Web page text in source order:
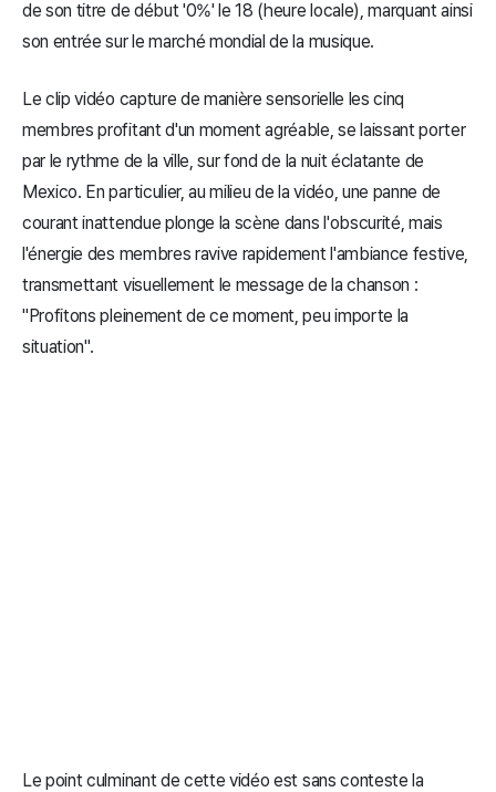
de son titre de début '0%' le 18 (heure locale), marquant ainsi
son entrée sur le marché mondial de la musique.
Le clip vidéo capture de manière sensorielle les cinq
membres profitant d'un moment agréable, se laissant porter
par le rythme de la ville, sur fond de la nuit éclatante de
Mexico. En particulier, au milieu de la vidéo, une panne de
courant inattendue plonge la scène dans l'obscurité, mais
l'énergie des membres ravive rapidement l'ambiance festive,
transmettant visuellement le message de la chanson :
"Profitons pleinement de ce moment, peu importe la
situation".
Le point culminant de cette vidéo est sans conteste la